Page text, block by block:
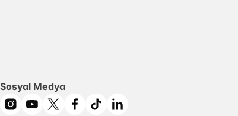
Sosyal Medya